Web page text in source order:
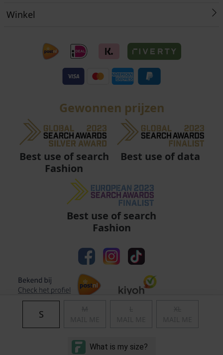
S
Winkel
Gewonnen prijzen
Best use of search
Fashion
Best use of data
Best use of search
Fashion
Algemene voorwaarden | Privacy